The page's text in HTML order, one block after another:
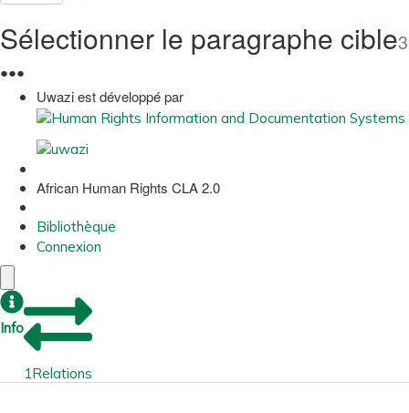
Sélectionner le paragraphe cible3
●●●
Uwazi est développé par
African Human Rights CLA 2.0
Bibliothèque
Connexion
Info
1Relations